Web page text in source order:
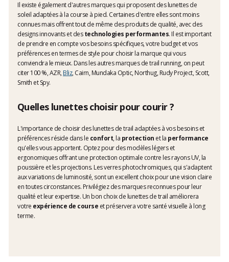
Il existe également d'autres marques qui proposent des lunettes de
soleil adaptées à la course à pied. Certaines d'entre elles sont moins
connues mais offrent tout de même des produits de qualité, avec des
designs innovants et destechnologies performantes. Il est important
de prendre en compte vos besoins spécifiques, votre budget et vos
préférences en termes de style pour choisir la marque qui vous
conviendra le mieux. Dans les autres marques de trail running, on peut
citer 100 %, AZR, Bliz, Cairn, Mundaka Optic, Northug, Rudy Project, Scott,
Smith et Spy.
Quelles lunettes choisir pour courir ?
L'importance de choisir des lunettes de trail adaptées à vos besoins et
préférences réside dans le confort, la protection et la performance
qu'elles vous apportent. Optez pour des modèles légers et
ergonomiques offrant une protection optimale contre les rayons UV, la
poussière et les projections. Les verres photochromiques, qui s'adaptent
aux variations de luminosité, sont un excellent choix pour une vision claire
en toutes circonstances. Privilégiez des marques reconnues pour leur
qualité et leur expertise. Un bon choix de lunettes de trail améliorera
votre expérience de course et préservera votre santé visuelle à long
terme.